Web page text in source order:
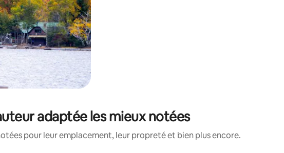
adaptée les mieux notées
pour leur emplacement, leur propreté et bien plus encore.